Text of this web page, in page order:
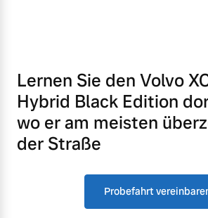
Lernen Sie den Volvo
Hybrid Black Edition
wo er am meisten
der Straße
Probefahrt